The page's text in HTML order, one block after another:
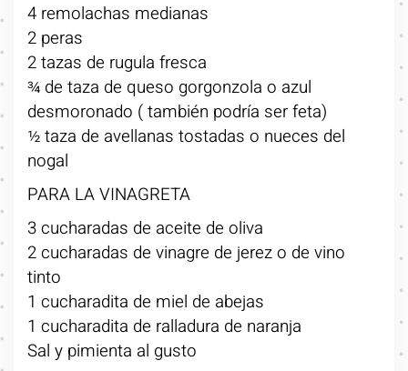
4 remolachas medianas
2 peras
2 tazas de rugula fresca
¾ de taza de queso gorgonzola o azul
desmoronado ( también podría ser feta)
½ taza de avellanas tostadas o nueces del
nogal
PARA LA VINAGRETA
3 cucharadas de aceite de oliva
2 cucharadas de vinagre de jerez o de vino
tinto
1 cucharadita de miel de abejas
1 cucharadita de ralladura de naranja
Sal y pimienta al gusto